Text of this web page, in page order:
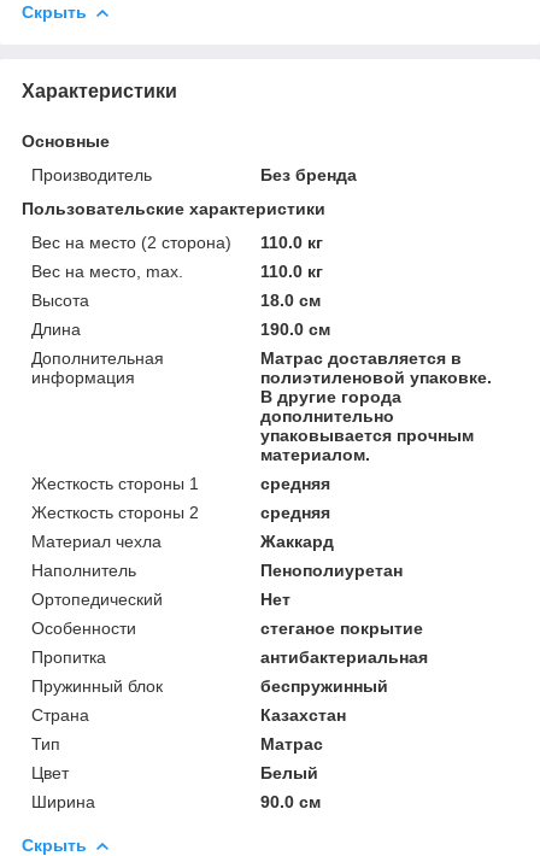
Скрыть
Характеристики
Основные
Производитель
Без бренда
Пользовательские характеристики
Вес на место (2 сторона)
110.0 кг
Вес на место, max.
110.0 кг
Высота
18.0 см
Длина
190.0 см
Дополнительная
информация
Матрас доставляется в
полиэтиленовой упаковке.
В другие города
дополнительно
упаковывается прочным
материалом.
Жесткость стороны 1
средняя
Жесткость стороны 2
средняя
Материал чехла
Жаккард
Наполнитель
Пенополиуретан
Ортопедический
Нет
Особенности
стеганое покрытие
Пропитка
антибактериальная
Пружинный блок
беспружинный
Страна
Казахстан
Тип
Матрас
Цвет
Белый
Ширина
90.0 см
Скрыть